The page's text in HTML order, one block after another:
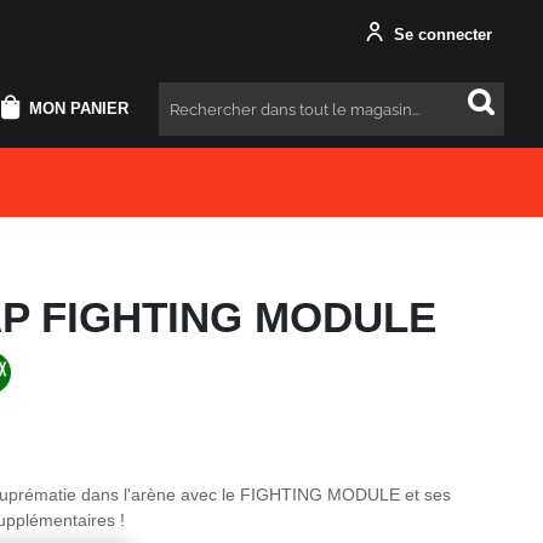
Se connecter
MON PANIER Rechercher
FIGHTING MODULE
dans l'arène avec le FIGHTING MODULE et ses
!